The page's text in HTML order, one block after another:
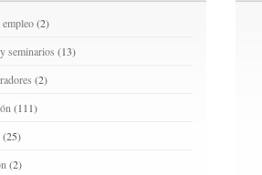
(2)
seminarios (13)
(2)
(111)
(25)
(2)